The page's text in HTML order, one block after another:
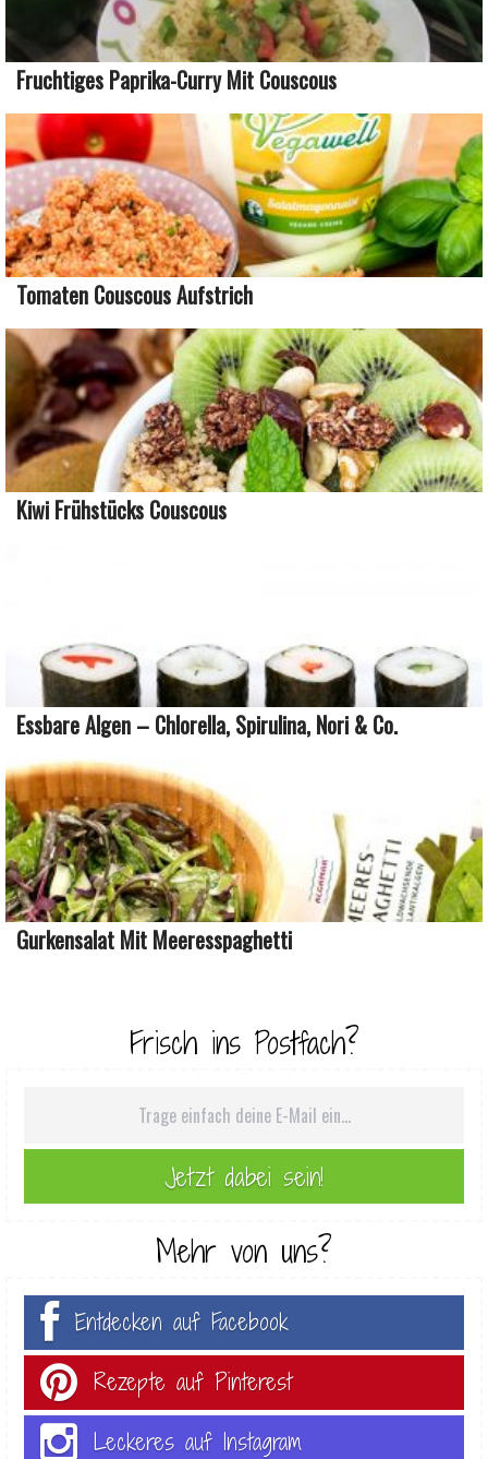
Fruchtiges Paprika-Curry Mit Couscous
Tomaten Couscous Aufstrich
Kiwi Frühstücks Couscous
Essbare Algen – Chlorella, Spirulina, Nori & Co.
Gurkensalat Mit Meeresspaghetti
Frisch ins Postfach?
Mehr von uns?
Entdecken auf Facebook
Rezepte auf Pinterest
Leckeres auf Instagram